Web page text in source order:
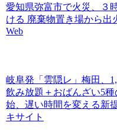
愛知県弥富市で火災、３
ける 廃棄物置き場から出
Web
岐阜発「雲隠レ」梅田、
飲み放題＋おばんざい5種
始、遅い時間を変える新
キサイト